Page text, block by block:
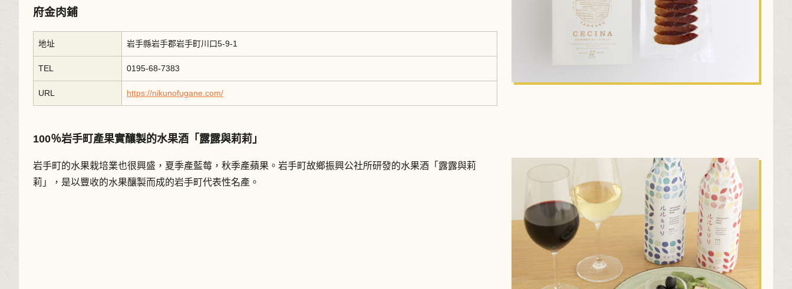
府金肉鋪
地址 岩手縣岩手郡岩手町川口5-9-1
TEL 0195-68-7383
URL https://nikunofugane.com/
100％岩手町產果實釀製的水果酒「露露與莉莉」
岩手町的水果栽培業也很興盛，夏季產藍莓，秋季產蘋果。岩手町故鄉振興公社所研發的水果酒「露露與莉
莉」，是以豐收的水果釀製而成的岩手町代表性名產。